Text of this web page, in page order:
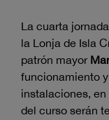
La cuarta
la Lonja de Isla
patrón mayor
funcionamiento
instalaciones,
del curso serán